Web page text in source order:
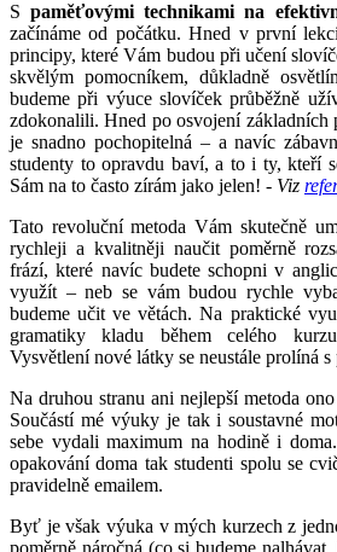
Spaměťovými technikami na
začínáme od počátku. Hned v první
principy, které Vám budou při učení
skvělým pomocníkem, důkladně
budeme při výuce slovíček průběžně
zdokonalili. Hned po osvojení základních
je snadno pochopitelná – a navíc
studenty to opravdu baví, a to i ty, kteří
Sám na to často zírám jako jelen! - Viz
Tato revoluční metoda Vám skutečně
rychleji a kvalitněji naučit poměrně
frází, které navíc budete schopni v
využít – neb se vám budou rychle
budeme učit ve větách. Na praktické
gramatiky kladu během celého
Vysvětlení nové látky se neustále prolíná
Na druhou stranu ani nejlepší metoda
Součástí mé výuky je tak i soustavné
sebe vydali maximum na hodině i
opakování doma tak studenti spolu se
pravidelně emailem.
Byť je však výuka v mých kurzech z